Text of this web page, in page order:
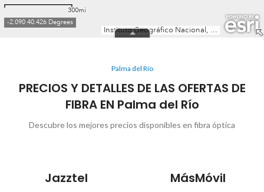
Palma del Río
PRECIOS Y DETALLES DE LAS OFERTAS DE
FIBRA EN Palma del Río
Descubre los mejores precios disponibles en fibra óptica
Jazztel MásMóvil